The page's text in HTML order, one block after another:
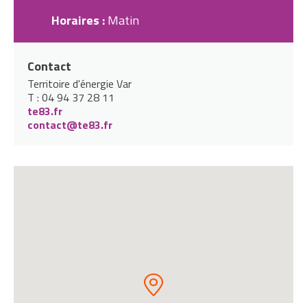
Horaires :Matin
Contact
Territoire d'énergie Var
T : 04 94 37 28 11
te83.fr
contact@te83.fr